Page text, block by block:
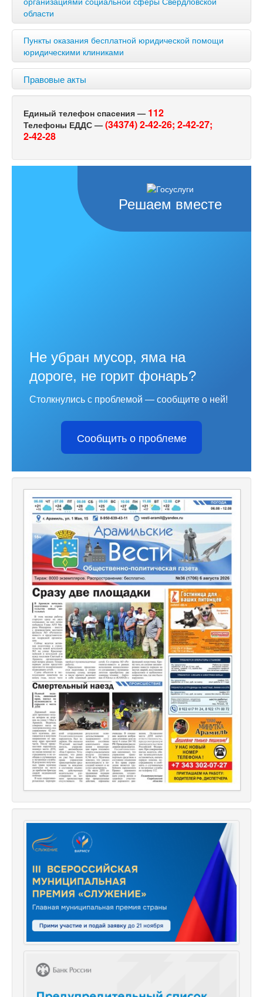
области
Пункты оказания бесплатной юридической помощи
юридическими клиниками
Правовые акты
Единый телефон спасения — 112
Телефоны ЕДДС — (34374) 2-42-26; 2-42-27;
2-42-28
Решаем вместе
Не убран мусор, яма на
дороге, не горит фонарь?
Столкнулись с проблемой — сообщите о ней!
Сообщить о проблеме